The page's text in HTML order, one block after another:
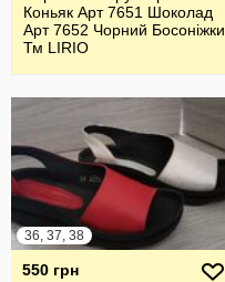
Коньяк Арт 7651 Шоколад
Арт 7652 Чорний Босоніжки
Тм LIRIO
36, 37, 38
550 грн